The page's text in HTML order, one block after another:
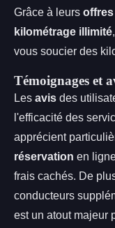
Grâce à leurs offres
kilométrage illimité
vous soucier des
Témoignages et
Les avis des
l'efficacité des
apprécient
réservation en
frais cachés. De
conducteurs
est un atout majeur